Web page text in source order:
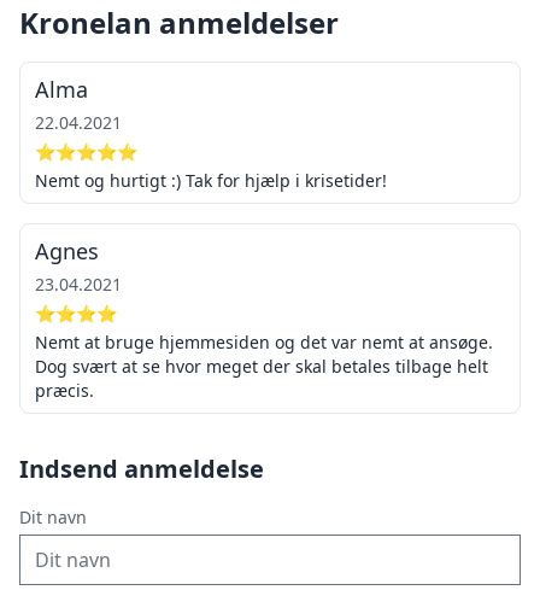
Kronelan anmeldelser
Alma
22.04.2021
⭐⭐⭐⭐⭐
Nemt og hurtigt :) Tak for hjælp i krisetider!
Agnes
23.04.2021
⭐⭐⭐⭐
Nemt at bruge hjemmesiden og det var nemt at ansøge.
Dog svært at se hvor meget der skal betales tilbage helt
præcis.
Indsend anmeldelse
Dit navn